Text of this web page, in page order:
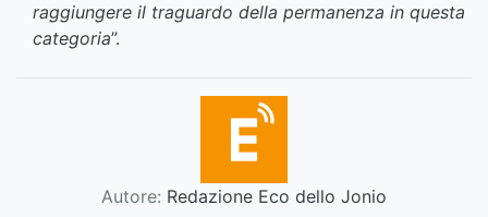
raggiungere il traguardo della permanenza in questa
categoria”.
Autore: Redazione Eco dello Jonio